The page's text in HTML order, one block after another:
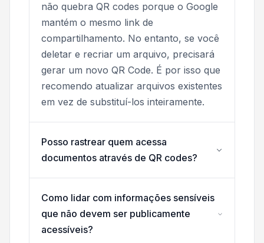
não quebra QR codes porque o Google
mantém o mesmo link de
compartilhamento. No entanto, se você
deletar e recriar um arquivo, precisará
gerar um novo QR Code. É por isso que
recomendo atualizar arquivos existentes
em vez de substituí-los inteiramente.
Posso rastrear quem acessa
documentos através de QR codes?
Como lidar com informações sensíveis
que não devem ser publicamente
acessíveis?